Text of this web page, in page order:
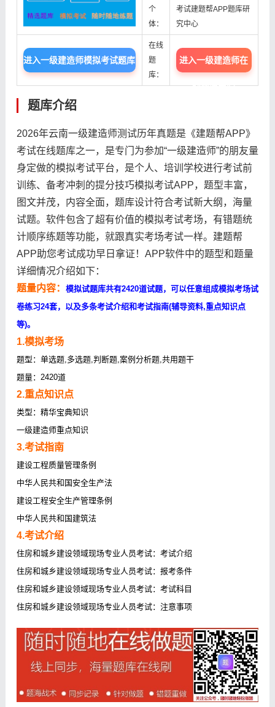
个
体：
考试建题帮APP题库研
究中心
进入一级建造师模拟考试题库
在线
题
库：
进入一级建造师在
线题库中心
题库介绍
2026年云南一级建造师测试历年真题是《建题帮APP》
考试在线题库之一，是专门为参加“一级建造师”的朋友量
身定做的模拟考试平台，是个人、培训学校进行考试前
训练、备考冲刺的提分技巧模拟考试APP，题型丰富，
图文并茂，内容全面，题库设计符合考试新大纲，海量
试题。软件包含了超有价值的模拟考试考场，有错题统
计顺序练题等功能，就跟真实考场考试一样。建题帮
APP助您考试成功早日拿证！APP软件中的题型和题量
详细情况介绍如下：
题量内容： 模拟试题库共有2420道试题，可以任意组成模拟考场试
卷练习24套，以及多条考试介绍和考试指南(辅导资料,重点知识点
等)。
1.模拟考场
题型：单选题,多选题,判断题,案例分析题,共用题干
题量：2420道
2.重点知识点
类型：精华宝典知识
一级建造师重点知识
3.考试指南
建设工程质量管理条例
中华人民共和国安全生产法
建设工程安全生产管理条例
中华人民共和国建筑法
4.考试介绍
住房和城乡建设领域现场专业人员考试：考试介绍
住房和城乡建设领域现场专业人员考试：报考条件
住房和城乡建设领域现场专业人员考试：考试科目
住房和城乡建设领域现场专业人员考试：注意事项